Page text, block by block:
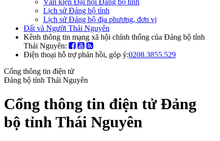
Lịch sử Đảng bộ tỉnh
Lịch sử Đảng bộ địa phương, đơn vị
Đất và Người Thái Nguyên
Kênh thông tin mạng xã hội chính thống của Đảng bộ tỉnh
Thái Nguyên:
Điện thoại hỗ trợ phản hồi, góp ý:0208.3855.529
Cổng thông tin điện tử
Đảng bộ tỉnh Thái Nguyên
Cổng thông tin điện tử Đảng
bộ tỉnh Thái Nguyên